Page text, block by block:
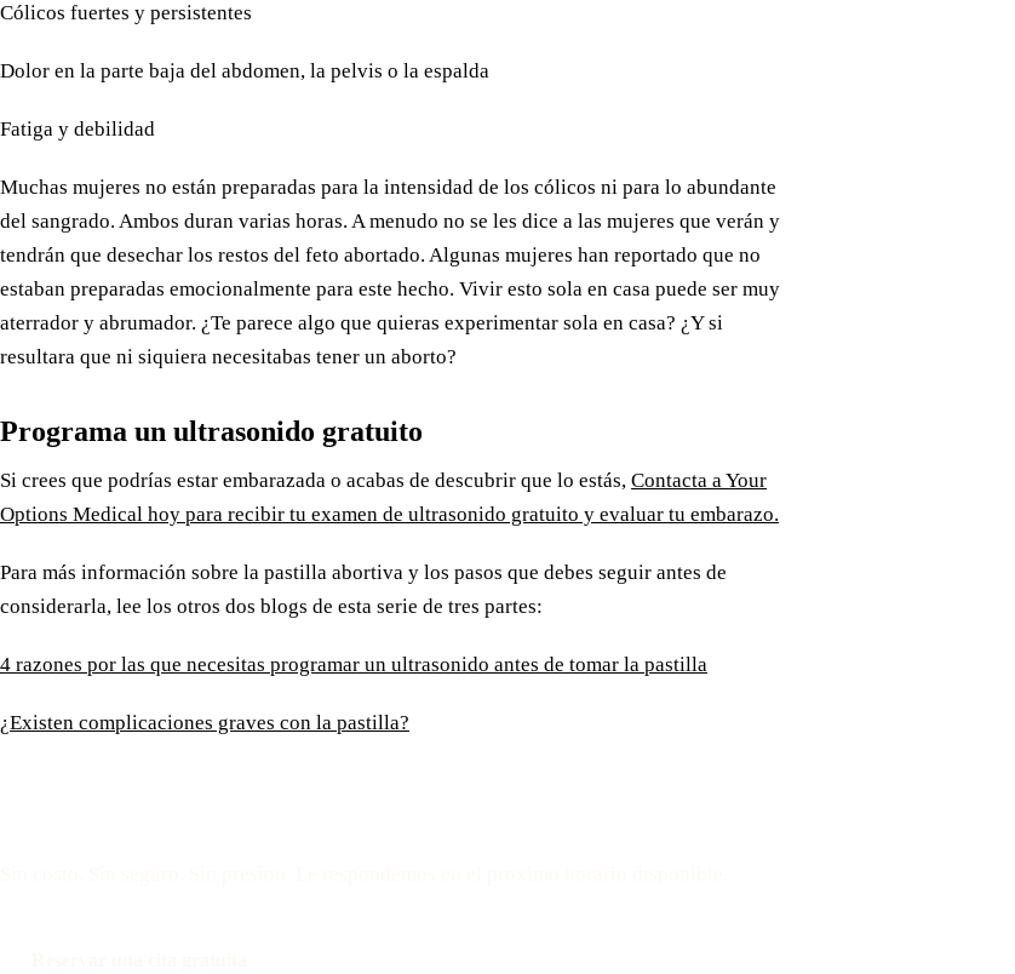
Cólicos fuertes y persistentes
Dolor en la parte baja del abdomen, la pelvis o la espalda
Fatiga y debilidad
Muchas mujeres no están preparadas para la intensidad de los cólicos ni para lo abundante
del sangrado. Ambos duran varias horas. A menudo no se les dice a las mujeres que verán y
tendrán que desechar los restos del feto abortado. Algunas mujeres han reportado que no
estaban preparadas emocionalmente para este hecho. Vivir esto sola en casa puede ser muy
aterrador y abrumador. ¿Te parece algo que quieras experimentar sola en casa? ¿Y si
resultara que ni siquiera necesitabas tener un aborto?
Programa un ultrasonido gratuito
Si crees que podrías estar embarazada o acabas de descubrir que lo estás, Contacta a Your
Options Medical hoy para recibir tu examen de ultrasonido gratuito y evaluar tu embarazo.
Para más información sobre la pastilla abortiva y los pasos que debes seguir antes de
considerarla, lee los otros dos blogs de esta serie de tres partes:
4 razones por las que necesitas programar un ultrasonido antes de tomar la pastilla
¿Existen complicaciones graves con la pastilla?